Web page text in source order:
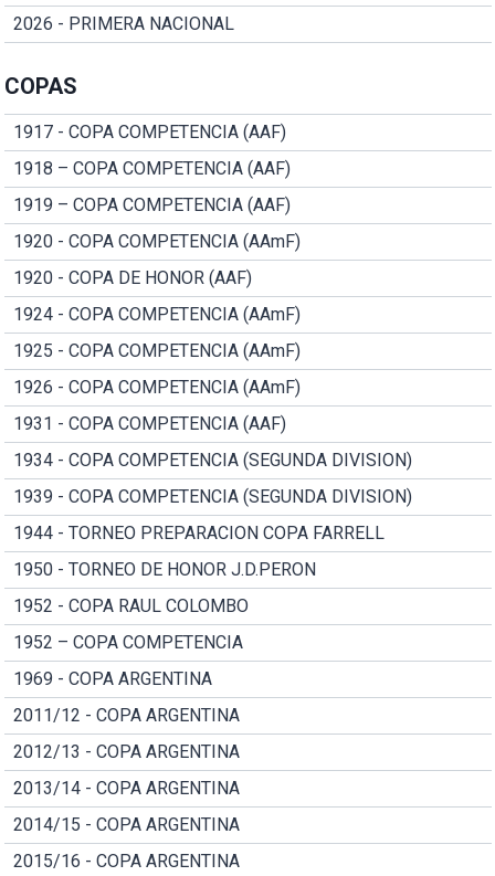
2026 - PRIMERA NACIONAL
COPAS
1917 - COPA COMPETENCIA (AAF)
1918 – COPA COMPETENCIA (AAF)
1919 – COPA COMPETENCIA (AAF)
1920 - COPA COMPETENCIA (AAmF)
1920 - COPA DE HONOR (AAF)
1924 - COPA COMPETENCIA (AAmF)
1925 - COPA COMPETENCIA (AAmF)
1926 - COPA COMPETENCIA (AAmF)
1931 - COPA COMPETENCIA (AAF)
1934 - COPA COMPETENCIA (SEGUNDA DIVISION)
1939 - COPA COMPETENCIA (SEGUNDA DIVISION)
1944 - TORNEO PREPARACION COPA FARRELL
1950 - TORNEO DE HONOR J.D.PERON
1952 - COPA RAUL COLOMBO
1952 – COPA COMPETENCIA
1969 - COPA ARGENTINA
2011/12 - COPA ARGENTINA
2012/13 - COPA ARGENTINA
2013/14 - COPA ARGENTINA
2014/15 - COPA ARGENTINA
2015/16 - COPA ARGENTINA